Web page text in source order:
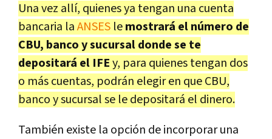
Una vez allí, quienes ya tengan una cuenta
bancaria laANSES lemostrará el número de
CBU, banco y sucursal donde se te
depositará el IFEy, para quienes tengan dos
o más cuentas, podrán elegir en que CBU,
banco y sucursal se le depositará el dinero.
También existe la opción de incorporar una